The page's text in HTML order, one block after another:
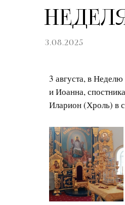
3.08.2025
3 августа, в
и Иоанна,
Иларион (Хроль) в